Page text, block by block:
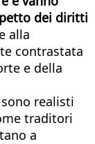
dei diritti
alla
contrastata
e della
realisti
traditori
a